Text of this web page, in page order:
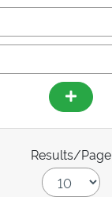
Results/Page